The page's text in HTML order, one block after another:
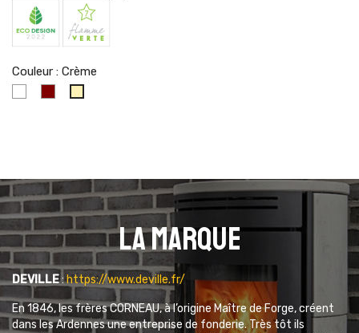
Couleur : Crème
La marque
DEVILLE:https://www.deville.fr/
En 1846, les frères CORNEAU, à l’origine Maître de Forge, créent
dans les Ardennes une entreprise de fonderie. Très tôt ils